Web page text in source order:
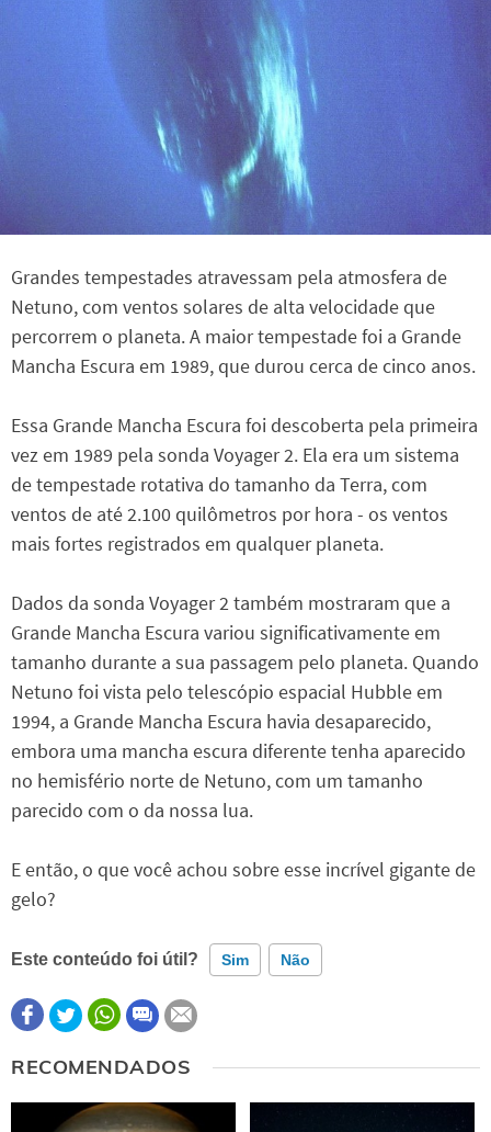
Grandes tempestades atravessam pela atmosfera de
Netuno, com ventos solares de alta velocidade que
percorrem o planeta. A maior tempestade foi a Grande
Mancha Escura em 1989, que durou cerca de cinco anos.
Essa Grande Mancha Escura foi descoberta pela primeira
vez em 1989 pela sonda Voyager 2. Ela era um sistema
de tempestade rotativa do tamanho da Terra, com
ventos de até 2.100 quilômetros por hora - os ventos
mais fortes registrados em qualquer planeta.
Dados da sonda Voyager 2 também mostraram que a
Grande Mancha Escura variou significativamente em
tamanho durante a sua passagem pelo planeta. Quando
Netuno foi vista pelo telescópio espacial Hubble em
1994, a Grande Mancha Escura havia desaparecido,
embora uma mancha escura diferente tenha aparecido
no hemisfério norte de Netuno, com um tamanho
parecido com o da nossa lua.
E então, o que você achou sobre esse incrível gigante de
gelo?
Este conteúdo foi útil? Sim Não
Este conteúdo contém informação incorreta
Este conteúdo não tem a informação que procuro
Outro
RECOMENDADOS